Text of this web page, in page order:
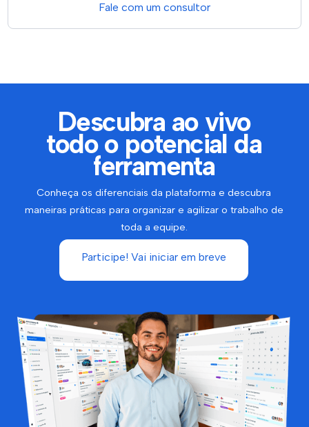
Fale com um consultor
Descubra ao vivo
todo o potencial da
ferramenta
Conheça os diferenciais da plataforma e descubra
maneiras práticas para organizar e agilizar o trabalho de
toda a equipe.
Participe! Vai iniciar em breve